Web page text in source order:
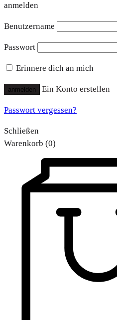
anmelden
Benutzername
Passwort
Erinnere dich an mich
anmelden Ein Konto erstellen
Passwort vergessen?
Schließen
Warenkorb (0)